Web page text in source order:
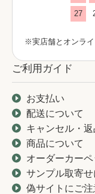
27
※実店舗とオンラ
ご利用ガイド
お支払い
配送について
キャンセル・
商品について
オーダーカー
サンプル取寄せ
偽サイトにご